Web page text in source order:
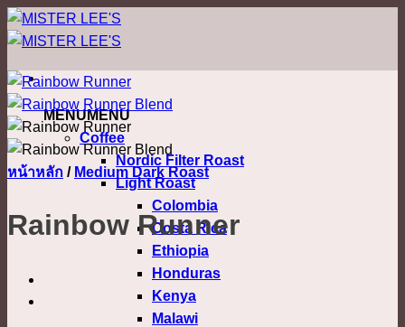
ข้าม
ไป
เนื้อหา
MENUMENU
Coffee
Nordic Filter Roast
Light Roast
Colombia
Costa Rica
Ethiopia
Honduras
Kenya
Malawi
หน้าหลัก / Medium Dark Roast
Rainbow Runner